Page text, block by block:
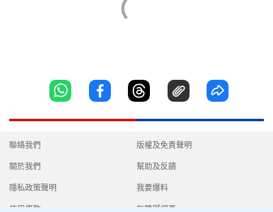
聯絡我們
關於我們
隱私政策聲明
使用條款
版權及免責聲明
幫助及反饋
我要爆料
無障礙網頁